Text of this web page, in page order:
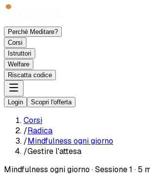
Perché Meditare?
Corsi
Istruttori
Welfare
Riscatta codice
Login Scopri l'offerta
Corsi
/Radica
/Mindfulness ogni giorno
/Gestire l'attesa
Mindfulness ogni giorno ·Sessione 1 · 5